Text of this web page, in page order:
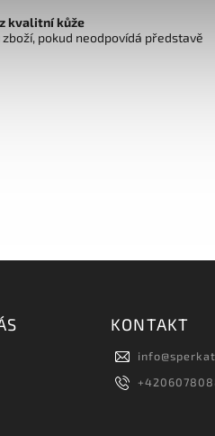
kvalitní kůže
zboží, pokud neodpovídá představě
KONTAKT
info@